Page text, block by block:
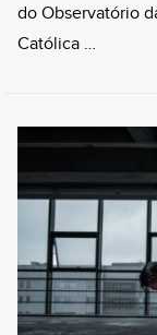
do Observatório
Católica …